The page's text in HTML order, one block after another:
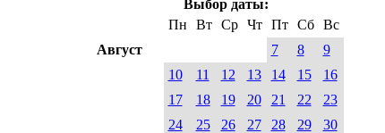
Выбор даты:
Пн
Вт Ср Чт Пт Сб
Вс
Август
7 8
9
10
11 12 13 14 15
16
17
18 19 20 21 22
23
24
25 26 27 28 29
30